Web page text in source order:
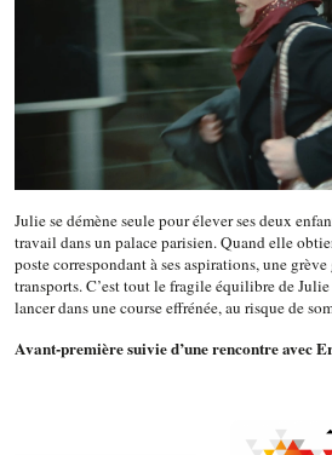
Julie se démène seule pour élever ses deux
travail dans un palace parisien. Quand elle
poste correspondant à ses aspirations, une
transports. C’est tout le fragile équilibre de
lancer dans une course effrénée, au risque de
Avant-première suivie d’une rencontre avec